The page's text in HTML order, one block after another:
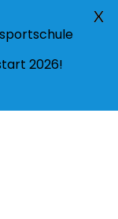
Menü
2026!
X